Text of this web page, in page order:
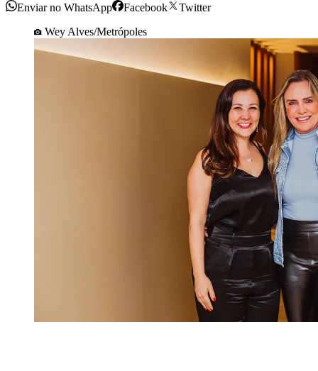
Enviar no WhatsApp Facebook
Twitter
Wey Alves/Metrópoles